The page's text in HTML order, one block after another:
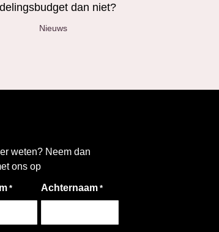
dan niet?
Nieuws
weten? Neem dan
ons op
* Achternaam *